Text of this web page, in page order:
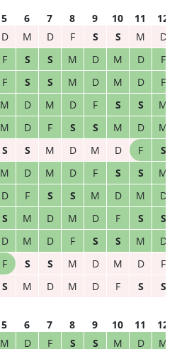
5 6 7 8 9 10 11
12
D M D F S S M
D
F S S M D M D
F
F S S M D M D
F
M D M D F S S
M
M D F S S M D
M
S S M D M D F
S
M D M D F S S
M
D F S S M D M
D
S M D M D F S
S
D M D F S S M
D
F S S M D M D
F
S M D M D F S S
5 6 7 8 9 10 11
12
M D F S S M D M